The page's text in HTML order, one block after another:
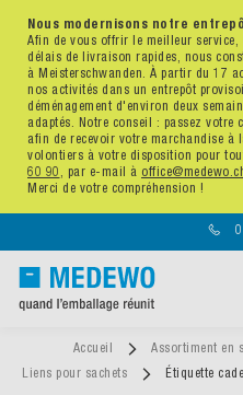
Nous modernisons notre
Afin de vous offrir le meilleur
délais de livraison rapides, nous
à Meisterschwanden. À partir du 17
nos activités dans un entrepôt
déménagement d'environ deux
adaptés. Notre conseil : passez votre
afin de recevoir votre marchandise à
volontiers à votre disposition pour
60 90 , par e-mail à
Merci de votre compréhension !
Accueil Assortiment en
Liens pour sachets
Étiquette